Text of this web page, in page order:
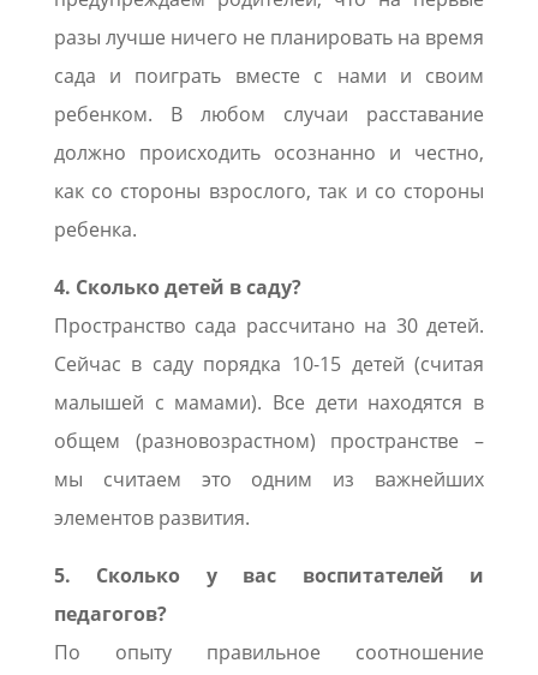
разы лучше ничего не планировать на время
сада и поиграть вместе с нами и своим
ребенком. В любом случаи расставание
должно происходить осознанно и честно,
как со стороны взрослого, так и со стороны
ребенка.
4. Сколько детей в саду?
Пространство сада рассчитано на 30 детей.
Сейчас в саду порядка 10-15 детей (считая
малышей с мамами). Все дети находятся в
общем (разновозрастном) пространстве –
мы считаем это одним из важнейших
элементов развития.
5. Сколько у вас воспитателей и
педагогов?
По опыту правильное соотношение